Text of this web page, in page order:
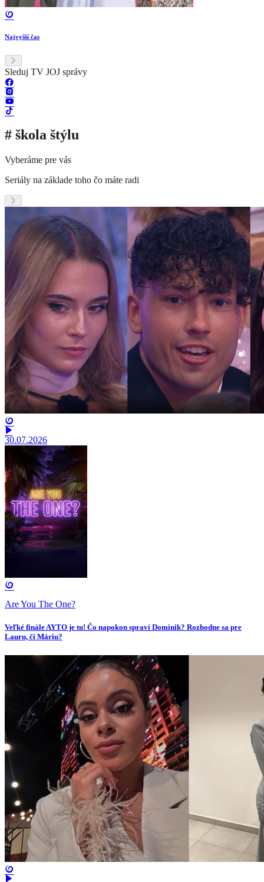
Najvyšší čas
Sleduj TV JOJ správy
# škola štýlu
Vyberáme pre vás
Seriály na základe toho čo máte radi
30.07.2026
Are You The One?
Veľké finále AYTO je tu! Čo napokon spraví Dominik? Rozhodne sa pre
Lauru, či Máriu?